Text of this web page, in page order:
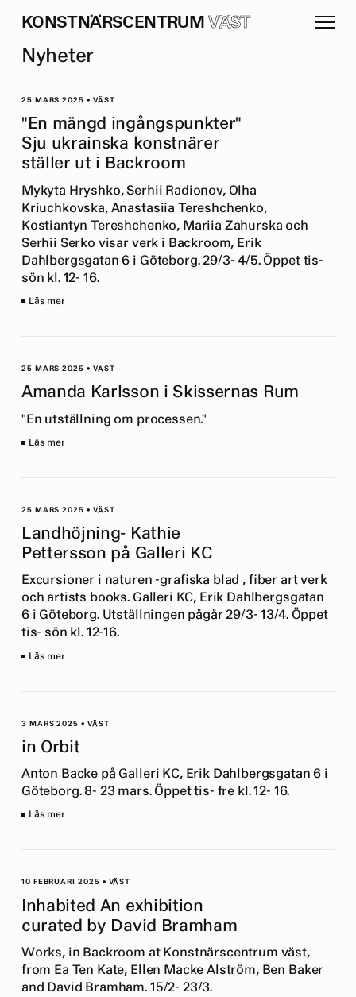
KONSTNÄRSCENTRUM VÄST
Nyheter
25 MARS 2025 • VÄST
"En mängd ingångspunkter"
Sju ukrainska konstnärer
ställer ut i Backroom
Mykyta Hryshko, Serhii Radionov, Olha
Kriuchkovska, Anastasiia Tereshchenko,
Kostiantyn Tereshchenko, Mariia Zahurska och
Serhii Serko visar verk i Backroom, Erik
Dahlbergsgatan 6 i Göteborg. 29/3- 4/5. Öppet tis-
sön kl. 12- 16.
Läs mer
25 MARS 2025 • VÄST
Amanda Karlsson i Skissernas Rum
"En utställning om processen."
Läs mer
25 MARS 2025 • VÄST
Landhöjning- Kathie
Pettersson på Galleri KC
Excursioner i naturen -grafiska blad , fiber art verk
och artists books. Galleri KC, Erik Dahlbergsgatan
6 i Göteborg. Utställningen pågår 29/3- 13/4. Öppet
tis- sön kl. 12-16.
Läs mer
3 MARS 2025 • VÄST
in Orbit
Anton Backe på Galleri KC, Erik Dahlbergsgatan 6 i
Göteborg. 8- 23 mars. Öppet tis- fre kl. 12- 16.
Läs mer
10 FEBRUARI 2025 • VÄST
Inhabited An exhibition
curated by David Bramham
Works, in Backroom at Konstnärscentrum väst,
from Ea Ten Kate, Ellen Macke Alström, Ben Baker
and David Bramham. 15/2- 23/3.